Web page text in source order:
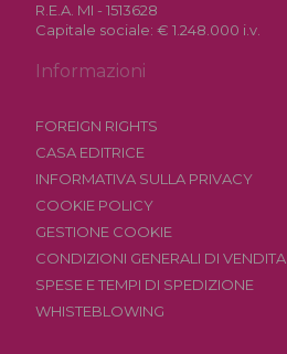
R.E.A. MI - 1513628
Capitale sociale: € 1.248.000 i.v.
Informazioni
FOREIGN RIGHTS
CASA EDITRICE
INFORMATIVA SULLA PRIVACY
COOKIE POLICY
GESTIONE COOKIE
CONDIZIONI GENERALI DI VENDITA
SPESE E TEMPI DI SPEDIZIONE
WHISTEBLOWING